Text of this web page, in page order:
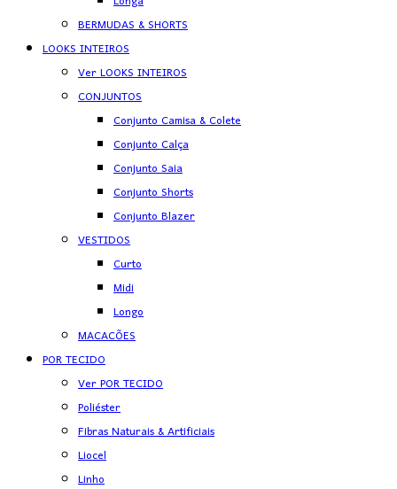
BERMUDAS & SHORTS
LOOKS INTEIROS
Ver LOOKS INTEIROS
CONJUNTOS
Conjunto Camisa & Colete
Conjunto Calça
Conjunto Saia
Conjunto Shorts
Conjunto Blazer
VESTIDOS
Curto
Midi
Longo
MACACÕES
POR TECIDO
Ver POR TECIDO
Poliéster
Fibras Naturais & Artificiais
Liocel
Linho